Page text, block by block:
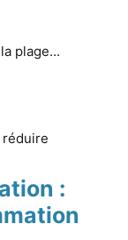
plage...
: